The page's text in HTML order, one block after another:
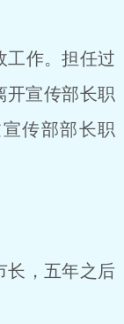
作。担任过
开宣传部长职
传部部长职
长，五年之后